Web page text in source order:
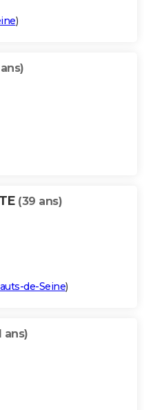
)
(39 ans)
de-Seine)
ans)